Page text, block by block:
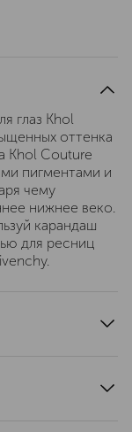
глаз Khol
оттенка
Khol Couture
пигментами и
чему
нижнее веко.
карандаш
для ресниц